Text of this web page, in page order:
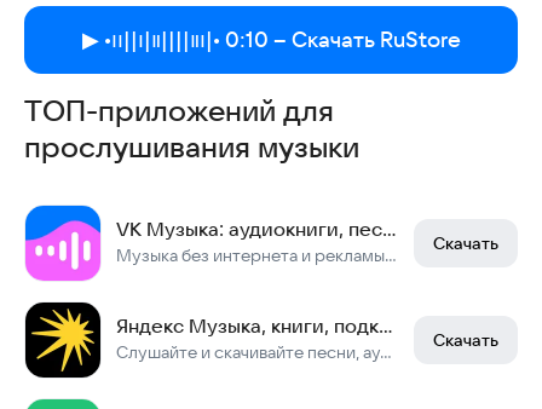
▶︎ •၊၊||၊|။||||။‌‌‌‌‌၊|• 0:10 – Скачать RuStore
ТОП-приложений для
прослушивания музыки
VK Музыка: аудиокниги, песни, подкасты
Музыка без интернета и рекламы, аудиокниги, песни, подкасты и радио
Скачать
Яндекс Музыка, книги, подкасты
Слушайте и скачивайте песни, аудиокниги
Скачать